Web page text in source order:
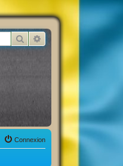
Rechercher
Connexion